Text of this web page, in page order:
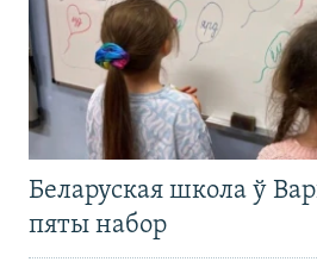
Беларуская школа ў
пяты набор